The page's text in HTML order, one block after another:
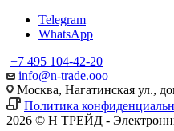
Telegram
WhatsApp
+7 495 104-42-20
info@n-trade.ooo
Москва, Нагатинская ул.,
Политика
2026 © Н ТРЕЙД -